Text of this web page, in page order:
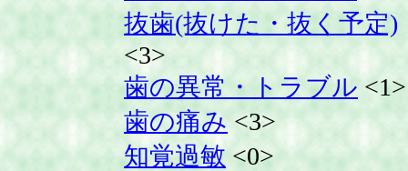
抜歯(抜けた・抜く予定)
<3>
歯の異常・トラブル <1>
歯の痛み<3>
知覚過敏 <0>